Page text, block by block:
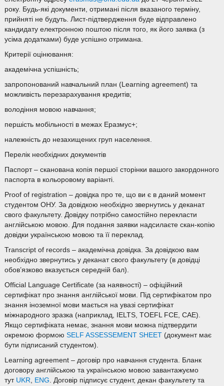
року. Будь-які документи, отримані після вказаного терміну,
прийняті не будуть. Лист-підтвердження буде відправлено
кандидату електронною поштою після того, як його заявка (з
усіма додатками) буде успішно отримана.
Критерії оцінювання:
академічна успішність;
запропонований навчальний план (Learning agreement) та
можливість перезарахування кредитів;
володіння мовою навчання;
першість мобільності в межах Еразмус+;
належність до незахищених груп населення.
Перелік необхідних документів
Паспорт – сканована копія першої сторінки вашого закордонного
паспорта в кольоровому варіанті.
Proof of registration – довідка про те, що ви є в даний момент
студентом ОНУ. За довідкою необхідно звернутись у деканат
свого факультету. Довідку потрібно самостійно перекласти
англійською мовою. Для подання заявки надсилаєте скан-копію
довідки українською мовою та її переклад.
Transcript of records – академічна довідка. За довідкою вам
необхідно звернутись у деканат свого факультету (в довідці
обов’язково вказується середній бал).
Official Language Certificate (за наявності) – офіційний
сертифікат про знання англійської мови. Під сертифікатом про
знання іноземної мови мається на увазі сертифікат
міжнародного зразка (наприклад, IELTS, TOEFL FCE, CAE).
Якщо сертифіката немає, знання мови можна підтвердити
окремою формою SELF ASSESSEMENT SHEET(документ має
бути підписаний студентом).
Learning agreement – договір про навчання студента. Бланк
договору англійською та українською мовою завантажуємо
тут UKR, ENG. Договір підписує студент, декан факультету та